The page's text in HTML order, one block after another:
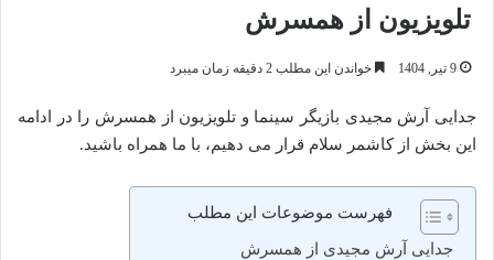
تلویزیون از همسرش
9 تیر, 1404 خواندن این مطلب 2 دقیقه زمان میبرد
جدایی آرش مجیدی بازیگر سینما و تلویزیون از همسرش را در ادامه
این بخش از کاشمر سلام قرار می دهیم، با ما همراه باشید.
فهرست موضوعات این مطلب
جدایی آرش مجیدی از همسرش